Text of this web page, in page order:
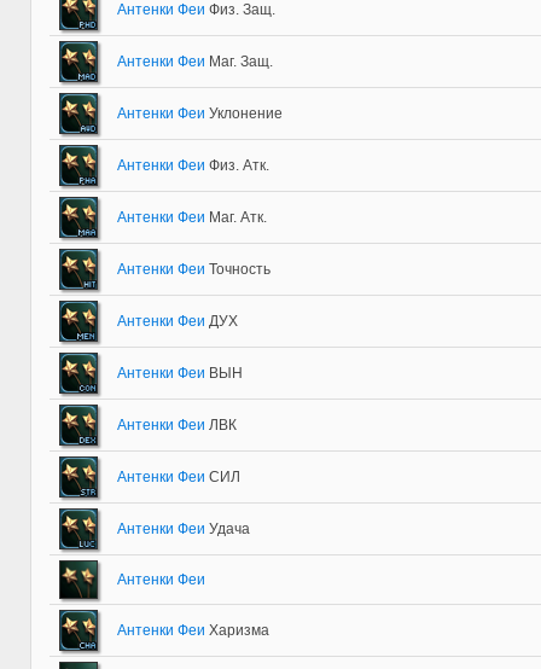
Антенки Феи Физ. Защ.
Антенки Феи Маг. Защ.
Антенки Феи Уклонение
Антенки Феи Физ. Атк.
Антенки Феи Маг. Атк.
Антенки Феи Точность
Антенки Феи ДУХ
Антенки Феи ВЫН
Антенки Феи ЛВК
Антенки Феи СИЛ
Антенки Феи Удача
Антенки Феи
Антенки Феи Харизма